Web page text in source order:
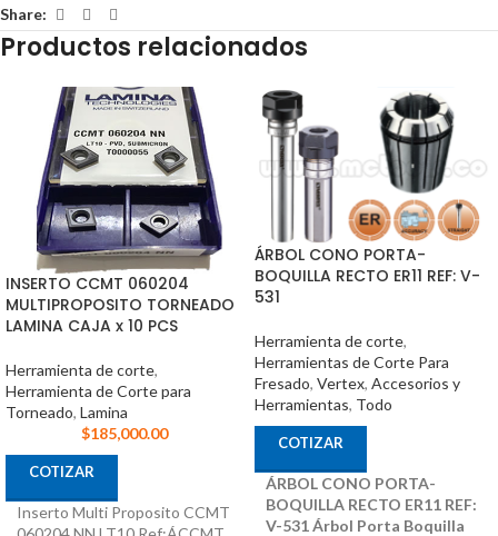
Share:
Productos relacionados
INSERTO CCMT 060204
MULTIPROPOSITO TORNEADO
LAMINA CAJA x 10 PCS
Herramienta de corte,
Herramienta de Corte para
Torneado, Lamina
$185,000.00
COTIZAR
Inserto Multi Proposito CCMT
ÁRBOL CONO PORTA-
BOQUILLA RECTO ER11 REF: V-
531
Herramienta de corte,
Herramientas de Corte Para
Fresado, Vertex, Accesorios y
Herramientas, Todo
COTIZAR
ÁRBOL CONO PORTA-
BOQUILLA RECTO ER11 REF:
V-531Árbol Porta Boquilla